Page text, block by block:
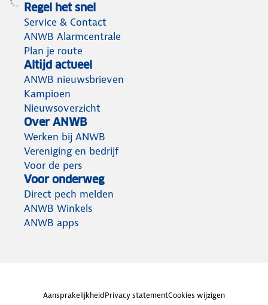
Regel het snel
Service & Contact
ANWB Alarmcentrale
Plan je route
Altijd actueel
ANWB nieuwsbrieven
Kampioen
Nieuwsoverzicht
Over ANWB
Werken bij ANWB
Vereniging en bedrijf
Voor de pers
Voor onderweg
Direct pech melden
ANWB Winkels
ANWB apps
AansprakelijkheidPrivacy statementCookies wijzigen